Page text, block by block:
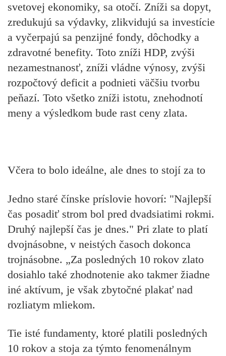
svetovej ekonomiky, sa otočí. Zníži sa dopyt,
zredukujú sa výdavky, zlikvidujú sa investície
a vyčerpajú sa penzijné fondy, dôchodky a
zdravotné benefity. Toto zníži HDP, zvýši
nezamestnanosť, zníži vládne výnosy, zvýši
rozpočtový deficit a podnieti väčšiu tvorbu
peňazí. Toto všetko zníži istotu, znehodnotí
meny a výsledkom bude rast ceny zlata.
Včera to bolo ideálne, ale dnes to stojí za to
Jedno staré čínske príslovie hovorí: "Najlepší
čas posadiť strom bol pred dvadsiatimi rokmi.
Druhý najlepší čas je dnes." Pri zlate to platí
dvojnásobne, v neistých časoch dokonca
trojnásobne. „Za posledných 10 rokov zlato
dosiahlo také zhodnotenie ako takmer žiadne
iné aktívum, je však zbytočné plakať nad
rozliatym mliekom.
Tie isté fundamenty, ktoré platili posledných
10 rokov a stoja za týmto fenomenálnym